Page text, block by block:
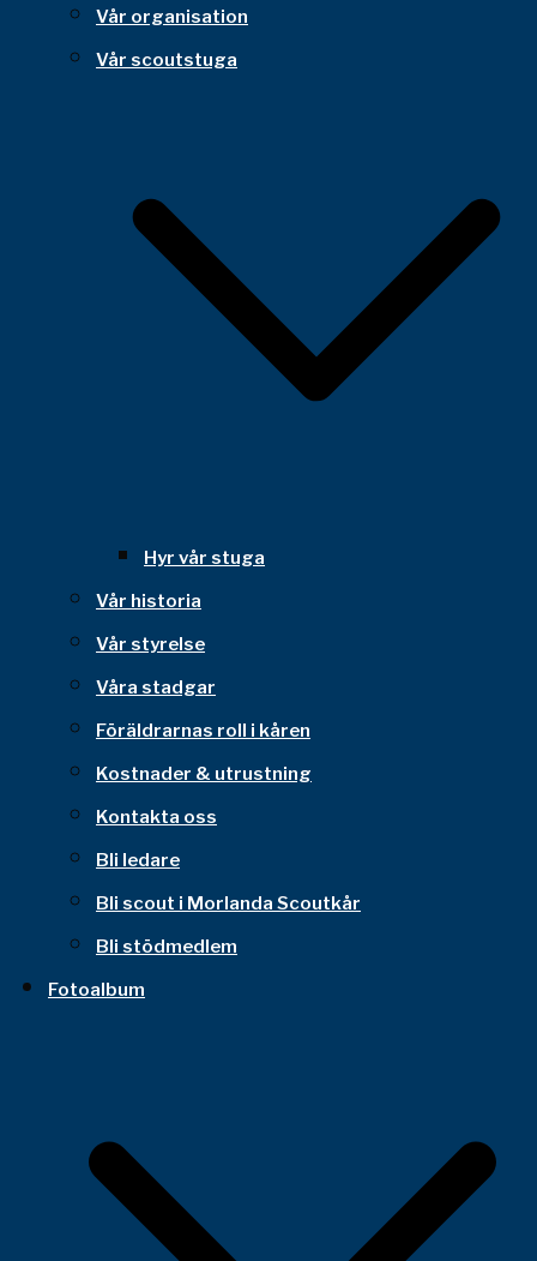
Vår organisation
Vår scoutstuga
Hyr vår stuga
Vår historia
Vår styrelse
Våra stadgar
Föräldrarnas roll i kåren
Kostnader & utrustning
Kontakta oss
Bli ledare
Bli scout i Morlanda Scoutkår
Bli stödmedlem
Fotoalbum